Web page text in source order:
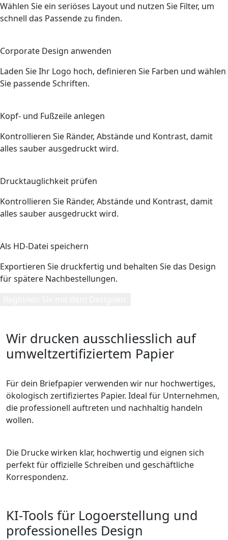
Wählen Sie ein seriöses Layout und nutzen Sie Filter, um
schnell das Passende zu finden.
Corporate Design anwenden
Laden Sie Ihr Logo hoch, definieren Sie Farben und wählen
Sie passende Schriften.
Kopf- und Fußzeile anlegen
Kontrollieren Sie Ränder, Abstände und Kontrast, damit
alles sauber ausgedruckt wird.
Drucktauglichkeit prüfen
Kontrollieren Sie Ränder, Abstände und Kontrast, damit
alles sauber ausgedruckt wird.
Als HD-Datei speichern
Exportieren Sie druckfertig und behalten Sie das Design
für spätere Nachbestellungen.
Wir drucken ausschliesslich auf
umweltzertifiziertem Papier
Für dein Briefpapier verwenden wir nur hochwertiges,
ökologisch zertifiziertes Papier. Ideal für Unternehmen,
die professionell auftreten und nachhaltig handeln
wollen.
Die Drucke wirken klar, hochwertig und eignen sich
perfekt für offizielle Schreiben und geschäftliche
Korrespondenz.
KI-Tools für Logoerstellung und
professionelles Design